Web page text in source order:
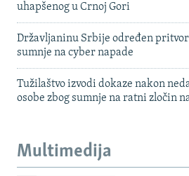
uhapšenog u Crnoj Gori
Državljaninu Srbije određen
sumnje na cyber napade
Tužilaštvo izvodi dokaze nakon
osobe zbog sumnje na ratni zločin
Multimedija